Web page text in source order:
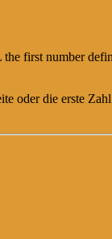
first number
oder die erste